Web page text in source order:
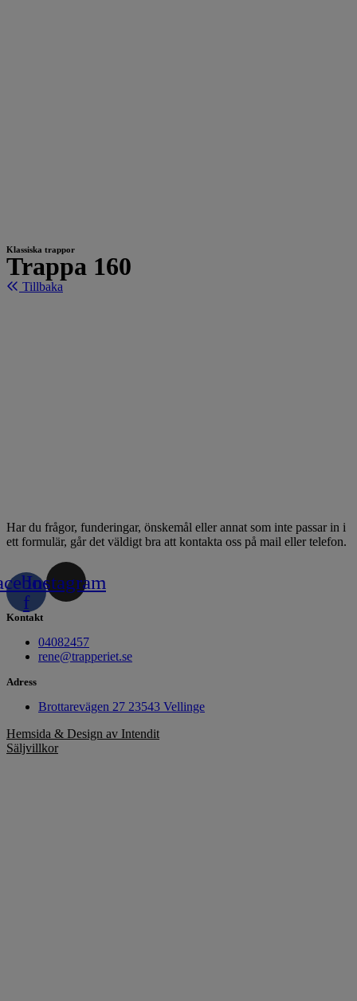
Klassiska trappor
Trappa 160
Tillbaka
Har du frågor, funderingar, önskemål eller annat som inte passar in i
ett formulär, går det väldigt bra att kontakta oss på mail eller telefon.
f
Instagram
Kontakt
04082457
rene@trapperiet.se
Adress
Brottarevägen 27 23543 Vellinge
Hemsida & Design av Intendit
Säljvillkor